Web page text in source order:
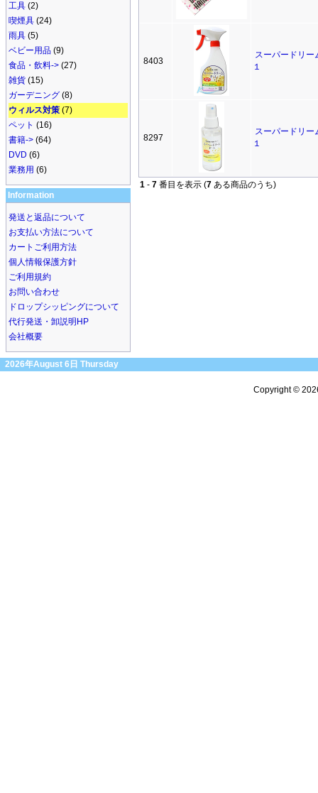
工具 (2)
喫煙具 (24)
雨具 (5)
ベビー用品 (9)
食品・飲料-> (27)
雑貨 (15)
ガーデニング (8)
ウィルス対策 (7)
ペット (16)
書籍-> (64)
DVD (6)
業務用 (6)
Information
発送と返品について
お支払い方法について
カートご利用方法
個人情報保護方針
ご利用規約
お問い合わせ
ドロップシッピングについて
代行発送・卸説明HP
会社概要
8403
スーパードリー
１
8297
スーパードリー
１
1 - 7 番目を表示 (7 ある商品のうち)
2026年August 6日 Thursday
Copyright ©